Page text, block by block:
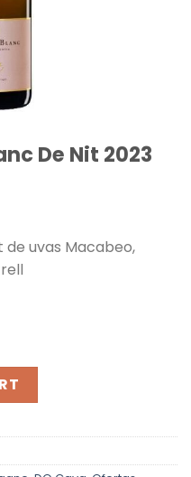
De Nit 2023
de uvas Macabeo,
quantity